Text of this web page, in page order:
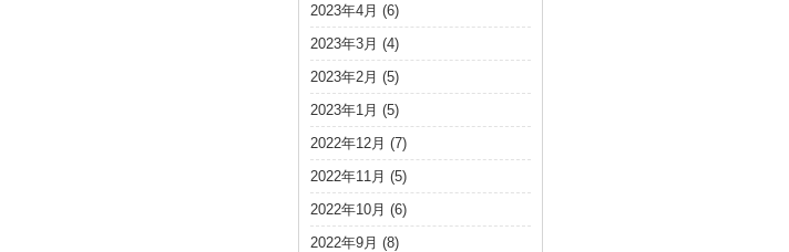
2023年4月 (6)
2023年3月 (4)
2023年2月 (5)
2023年1月 (5)
2022年12月 (7)
2022年11月 (5)
2022年10月 (6)
2022年9月 (8)